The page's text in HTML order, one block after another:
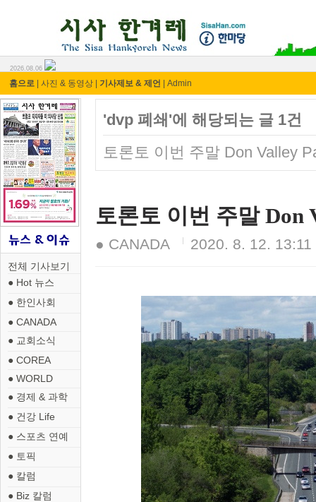
2026.08.06
홈으로 사진 & 동영상 기사제보 & 제언 Admin
전체 기사보기
● Hot 뉴스
● 한인사회
● CANADA
● 교회소식
● COREA
● WORLD
● 경제 & 과학
● 건강 Life
● 스포츠 연예
● 토픽
● 칼럼
● Biz 칼럼
'dvp 폐쇄'에 해당되는 글 1건
토론토 이번 주말 Don Valley
토론토 이번 주말 Don
● CANADA 2020. 8. 12. 13:11